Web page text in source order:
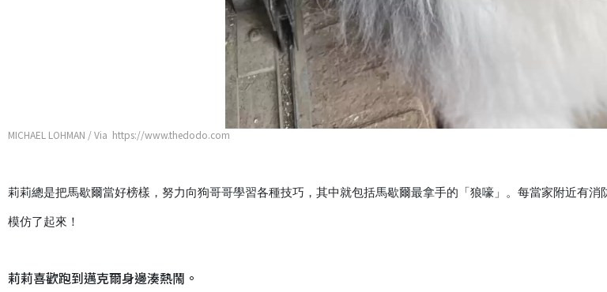
MICHAEL LOHMAN / Via https://www.thedodo.com
莉莉總是把馬歇爾當好榜樣，努力向狗哥哥學習各種技巧，其中就包括馬歇爾最拿手的「狼嚎」。每當家附近有
模仿了起來！
莉莉喜歡跑到邁克爾身邊湊熱鬧。